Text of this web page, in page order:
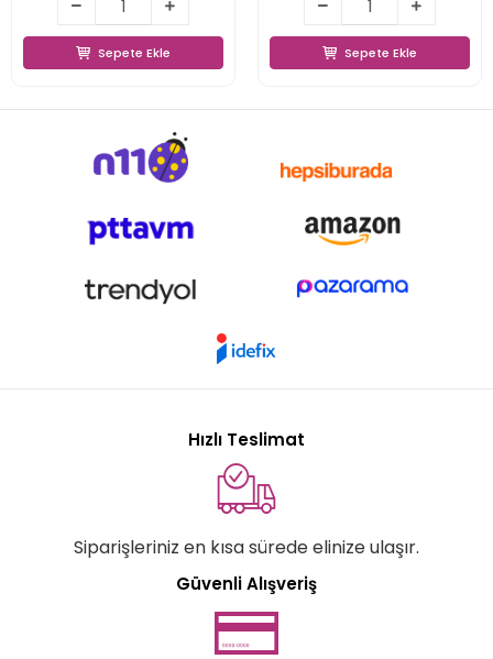
Sepete Ekle
Sepete Ekle
Sepete Ekle
Sepete Ekle
Hızlı Teslimat
Siparişleriniz en kısa sürede elinize ulaşır.
Güvenli Alışveriş